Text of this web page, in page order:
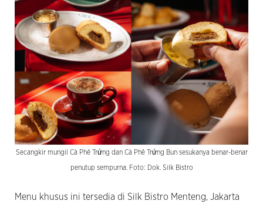
Secangkir mungil Cà Phê Trứng dan Cà Phê Trứng Bun sesukanya benar-benar
penutup sempurna. Foto: Dok. Silk Bistro
Menu khusus ini tersedia di Silk Bistro Menteng, Jakarta